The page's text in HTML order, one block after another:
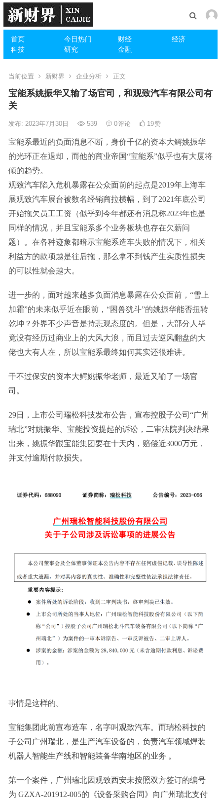
首页 今日热门 财经
经济
科技
研究 金融
当前位置 新财界 企业分析 正文
宝能系姚振华又输了场官司，和观致汽车有限公司有
关
发布: 2023年7月30日 539 0评论 19赞
宝能系最近的负面消息不断，身价千亿的资本大鳄姚振华
的光环正在退却，而他的商业帝国“宝能系”似乎也有大厦将
倾的趋势。
观致汽车陷入危机暴露在公众面前的起点是2019年上海车
展观致汽车展台被数名经销商拉横幅，到了2021年底公司
开始拖欠员工工资（似乎到今年都还有消息称2023年也是
同样的情况，并且宝能系多个业务板块也存在欠薪问
题）。在各种迹象都暗示宝能系造车失败的情况下，相关
利益方的款项越是往后拖，那么拿不到钱产生实质性损失
的可以性就会越大。
进一步的，面对越来越多负面消息暴露在公众面前，“雪上
加霜”的未来似乎近在眼前，“困兽犹斗”的姚振华能否扭转
乾坤？外界不少声音是持悲观态度的。但是，大部分人毕
竟没有经历过商业上的大风大浪，而且过去逆风翻盘的大
佬也大有人在，所以宝能系最终如何其实还很难讲。
干不过保安的资本大鳄姚振华老师，最近又输了一场官
司。
29日，上市公司瑞松科技发布公告，宣布控股子公司“广州
瑞北”对姚振华、宝能投资提起的诉讼，二审法院判决结果
出来，姚振华跟宝能集团要在十天内，赔偿近3000万元，
并支付逾期付款损失。
事情是这样的。
宝能集团此前宣布造车，名字叫观致汽车。而瑞松科技的
子公司广州瑞北，是生产汽车设备的，负责汽车领域焊装
机器人智能生产线和智能装备华南地区的业务 。
第一个案件，广州瑞北因观致西安未按照双方签订的编号
为 GZXA-201912-005的《设备采购合同》向广州瑞北支付